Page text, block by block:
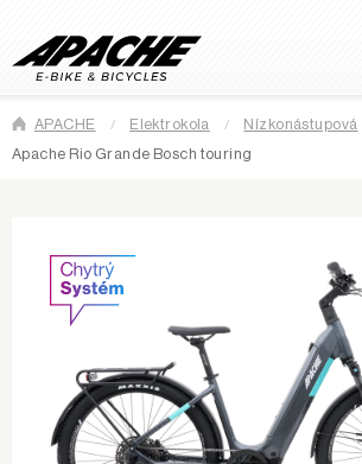
APACHE Elektrokola Nízkonástupová
Apache Rio Grande Bosch touring